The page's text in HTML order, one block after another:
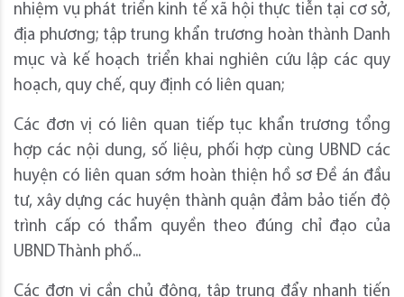
nhiệm vụ phát triển kinh tế xã hội thực tiễn tại cơ sở,
địa phương; tập trung khẩn trương hoàn thành Danh
mục và kế hoạch triển khai nghiên cứu lập các quy
hoạch, quy chế, quy định có liên quan;
Các đơn vị có liên quan tiếp tục khẩn trương tổng
hợp các nội dung, số liệu, phối hợp cùng UBND các
huyện có liên quan sớm hoàn thiện hồ sơ Đề án đầu
tư, xây dựng các huyện thành quận đảm bảo tiến độ
trình cấp có thẩm quyền theo đúng chỉ đạo của
UBND Thành phố...
Các đơn vị cần chủ động, tập trung đẩy nhanh tiến